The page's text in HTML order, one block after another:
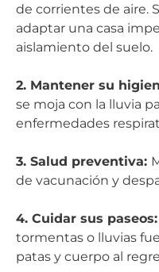
de corrientes de aire.
adaptar una casa
aislamiento del suelo.
2. Mantener su
se moja con la lluvia
enfermedades
3. Salud preventiva:
de vacunación y
4. Cuidar sus paseos:
tormentas o lluvias
patas y cuerpo al